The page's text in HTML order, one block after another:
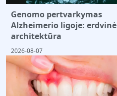
Genomo pertvarkymas
Alzheimerio ligoje: erdvinė
architektūra
2026-08-07